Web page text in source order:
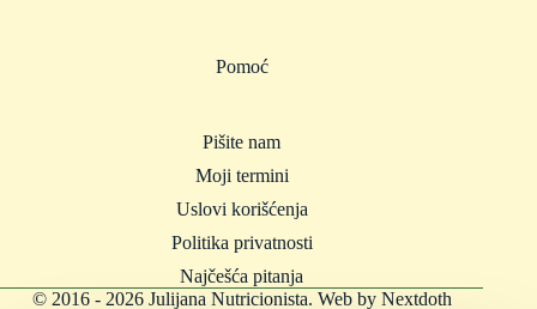
Pomoć
Pišite nam
Moji termini
​Uslovi korišćenja
Politika privatnosti
Najčešća pitanja
© 2016 - 2026 Julijana Nutricionista. Web by Nextdoth